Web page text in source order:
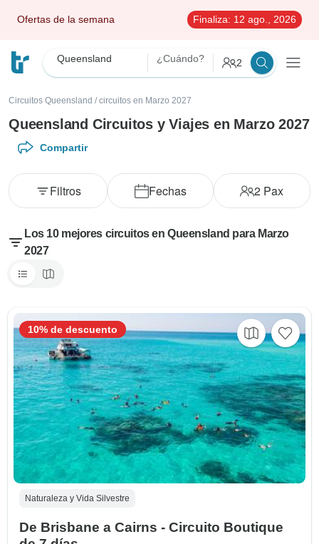
Ofertas de la semana Finaliza: 12 ago., 2026
Queensland ¿Cuándo? 2
Circuitos Queensland / circuitos en Marzo 2027
Queensland Circuitos y Viajes en Marzo 2027
Compartir
Fechas 2 Pax
Filtros
Los 10 mejores circuitos en Queensland para Marzo
2027
Naturaleza y Vida Silvestre
De Brisbane a Cairns - Circuito Boutique
10% de descuento